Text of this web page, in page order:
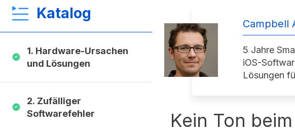
Katalog
1. Hardware-Ursachen
und Lösungen
2. Zufälliger
Softwarefehler
Campbell
5 Jahre
iOS-
Lösungen
Kein Ton